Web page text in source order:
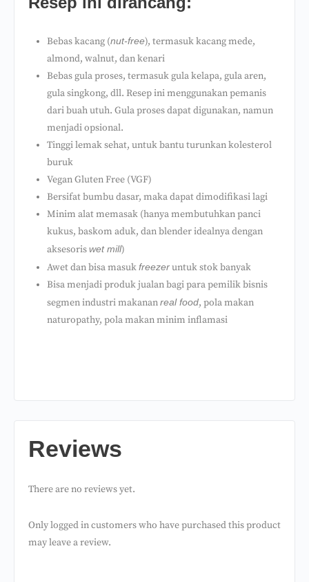
Bebas kacang (nut-free), termasuk kacang mede,
almond, walnut, dan kenari
Bebas gula proses, termasuk gula kelapa, gula aren,
gula singkong, dll. Resep ini menggunakan pemanis
dari buah utuh. Gula proses dapat digunakan, namun
menjadi opsional.
Tinggi lemak sehat, untuk bantu turunkan kolesterol
buruk
Vegan Gluten Free (VGF)
Bersifat bumbu dasar, maka dapat dimodifikasi lagi
Minim alat memasak (hanya membutuhkan panci
kukus, baskom aduk, dan blender idealnya dengan
aksesoriswet mill)
Awet dan bisa masukfreezeruntuk stok banyak
Bisa menjadi produk jualan bagi para pemilik bisnis
segmen industri makananreal food, pola makan
naturopathy, pola makan minim inflamasi
Reviews
There are no reviews yet.
Only logged in customers who have purchased this product
may leave a review.